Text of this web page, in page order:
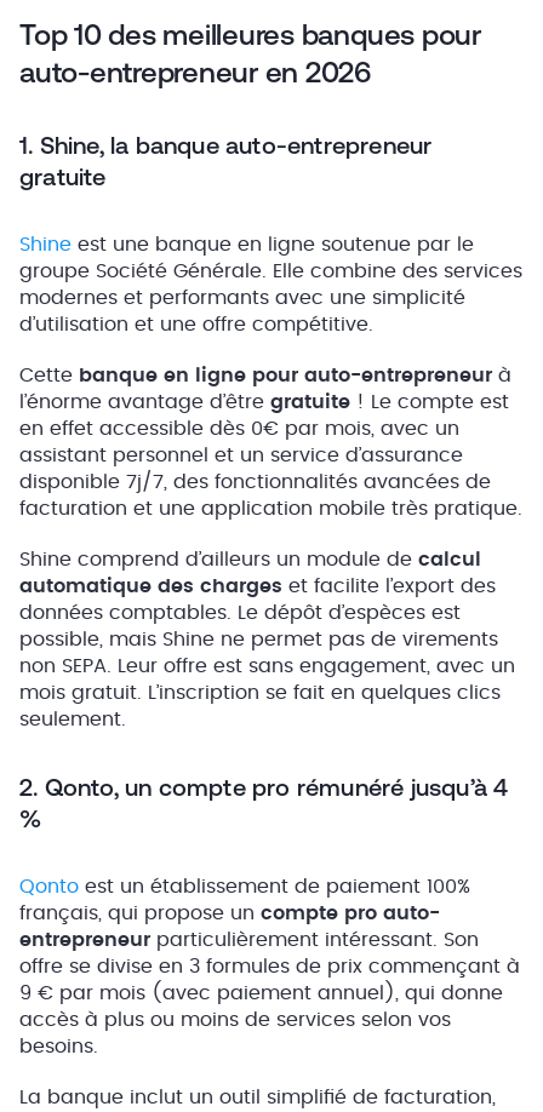
Top 10 des meilleures banques pour
auto-entrepreneur en 2026
1. Shine, la banque auto-entrepreneur
gratuite
Shine est une banque en ligne soutenue par le
groupe Société Générale. Elle combine des services
modernes et performants avec une simplicité
d’utilisation et une offre compétitive.
Cette banque en ligne pour auto-entrepreneur à
l’énorme avantage d’être gratuite ! Le compte est
en effet accessible dès 0€ par mois, avec un
assistant personnel et un service d’assurance
disponible 7j/7, des fonctionnalités avancées de
facturation et une application mobile très pratique.
Shine comprend d’ailleurs un module de calcul
automatique des charges et facilite l’export des
données comptables. Le dépôt d’espèces est
possible, mais Shine ne permet pas de virements
non SEPA. Leur offre est sans engagement, avec un
mois gratuit. L’inscription se fait en quelques clics
seulement.
2. Qonto, un compte pro rémunéré jusqu’à 4
%
Qonto est un établissement de paiement 100%
français, qui propose un compte pro auto-
entrepreneur particulièrement intéressant. Son
offre se divise en 3 formules de prix commençant à
9 € par mois (avec paiement annuel), qui donne
accès à plus ou moins de services selon vos
besoins.
La banque inclut un outil simplifié de facturation,